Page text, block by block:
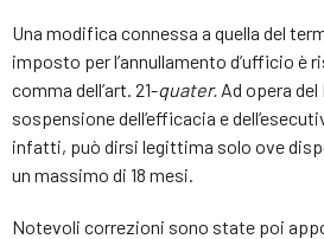
Una modifica connessa a quella del
imposto per l’annullamento d’ufficio è
comma dell’art. 21-quater. Ad opera del
sospensione dell’efficacia e
infatti, può dirsi legittima solo ove
un massimo di 18 mesi.
Notevoli correzioni sono state poi